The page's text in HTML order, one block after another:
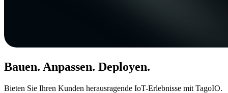
Bauen. Anpassen. Deployen.
Bieten Sie Ihren Kunden herausragende IoT-Erlebnisse mit TagoIO.